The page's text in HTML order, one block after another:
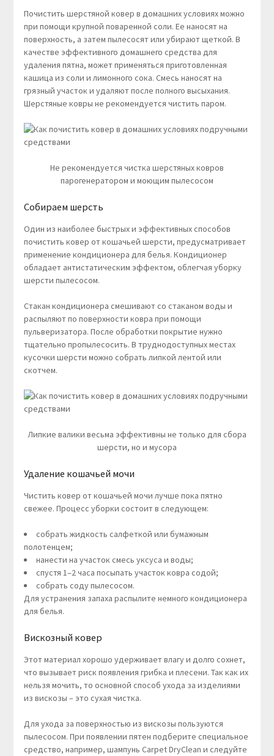
Почистить шерстяной ковер в домашних условиях можно
при помощи крупной поваренной соли. Ее наносят на
поверхность, а затем пылесосят или убирают щеткой. В
качестве эффективного домашнего средства для
удаления пятна, может применяться приготовленная
кашица из соли и лимонного сока. Смесь наносят на
грязный участок и удаляют после полного высыхания.
Шерстяные ковры не рекомендуется чистить паром.
Не рекомендуется чистка шерстяных ковров
парогенератором и моющим пылесосом
Собираем шерсть
Один из наиболее быстрых и эффективных способов
почистить ковер от кошачьей шерсти, предусматривает
применение кондиционера для белья. Кондиционер
обладает антистатическим эффектом, облегчая уборку
шерсти пылесосом.
Стакан кондиционера смешивают со стаканом воды и
распыляют по поверхности ковра при помощи
пульверизатора. После обработки покрытие нужно
тщательно пропылесосить. В труднодоступных местах
кусочки шерсти можно собрать липкой лентой или
скотчем.
Липкие валики весьма эффективны не только для сбора
шерсти, но и мусора
Удаление кошачьей мочи
Чистить ковер от кошачьей мочи лучше пока пятно
свежее. Процесс уборки состоит в следующем:
собрать жидкость салфеткой или бумажным
полотенцем;
нанести на участок смесь уксуса и воды;
спустя 1–2 часа посыпать участок ковра содой;
собрать соду пылесосом.
Для устранения запаха распылите немного кондиционера
для белья.
Вискозный ковер
Этот материал хорошо удерживает влагу и долго сохнет,
что вызывает риск появления грибка и плесени. Так как их
нельзя мочить, то основной способ ухода за изделиями
из вискозы – это сухая чистка.
Для ухода за поверхностью из вискозы пользуются
пылесосом. При появлении пятен подберите специальное
средство, например, шампунь Carpet DryClean и следуйте